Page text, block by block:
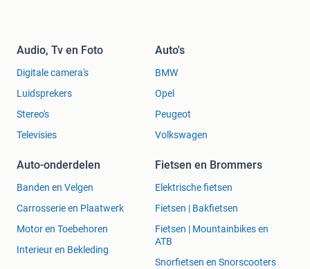
Audio, Tv en Foto
Digitale camera's
Luidsprekers
Stereo's
Televisies
Auto's
BMW
Opel
Peugeot
Volkswagen
Auto-onderdelen
Banden en Velgen
Carrosserie en Plaatwerk
Motor en Toebehoren
Interieur en Bekleding
Fietsen en Brommers
Elektrische fietsen
Fietsen | Bakfietsen
Fietsen | Mountainbikes en
ATB
Snorfietsen en Snorscooters